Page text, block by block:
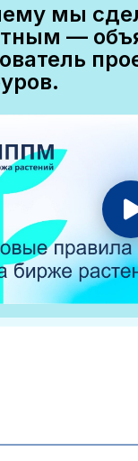
мы
—